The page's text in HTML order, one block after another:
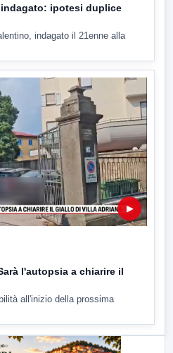
ipotesi duplice
indagato il 21enne alla
▶
l'autopsia a chiarire il
all'inizio della prossima